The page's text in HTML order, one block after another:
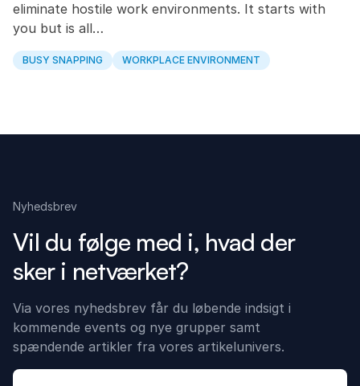
eliminate hostile work environments. It starts with
you but is all…
BUSY SNAPPING WORKPLACE ENVIRONMENT
Nyhedsbrev
Vil du følge med i, hvad der
sker i netværket?
Via vores nyhedsbrev får du løbende indsigt i
kommende events og nye grupper samt
spændende artikler fra vores artikelunivers.